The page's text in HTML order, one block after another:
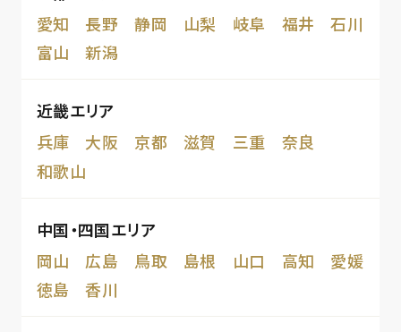
愛知
長野 静岡 山梨 岐阜 福井
石川
富山
新潟
近畿エリア
兵庫
大阪 京都 滋賀 三重
奈良
和歌山
中国・四国エリア
岡山
広島 鳥取 島根 山口 高知
愛媛
徳島
香川